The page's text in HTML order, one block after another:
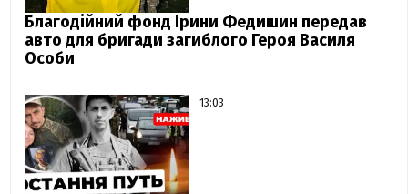
Благодійний фонд Ірини Федишин передав
авто для бригади загиблого Героя Василя
Особи
13:03